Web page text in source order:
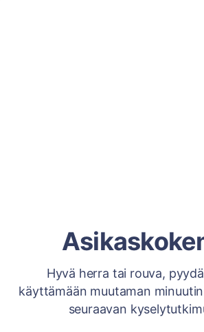
Hyvä herra tai rouva,
käyttämään muutaman
seuraavan